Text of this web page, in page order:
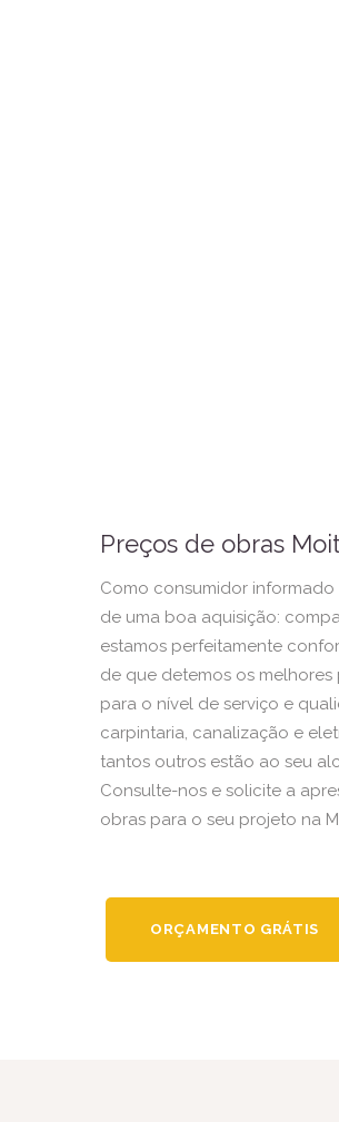
Preços de obras
Como consumidor
de uma boa aquisição:
estamos perfeitamente
de que detemos os
para o nível de serviço e
carpintaria, canalização e
tantos outros estão ao seu
Consulte-nos e solicite a
obras para o seu projeto na
ORÇAMENTO GRÁTIS